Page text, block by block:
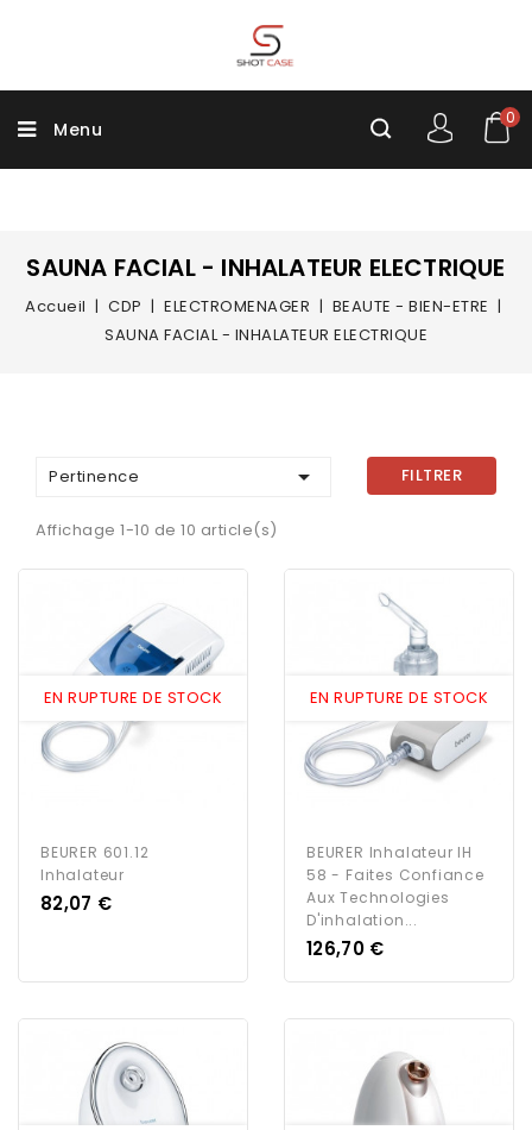
Menu
0
SAUNA FACIAL - INHALATEUR ELECTRIQUE
Accueil CDP ELECTROMENAGER
BEAUTE - BIEN-ETRE
SAUNA FACIAL - INHALATEUR ELECTRIQUE
Pertinence  FILTRER
Affichage 1-10 de 10 article(s)
EN RUPTURE DE STOCK
BEURER 601.12
Inhalateur
Prix
82,07 €
EN RUPTURE DE STOCK
BEURER Inhalateur IH
58 - Faites Confiance
Aux Technologies
D'inhalation...
Prix
126,70 €